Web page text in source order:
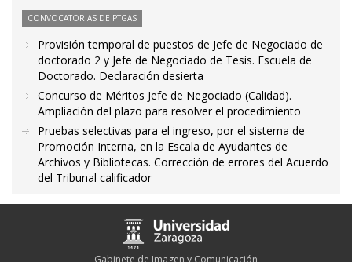
CONVOCATORIAS DE PTGAS
Provisión temporal de puestos de Jefe de Negociado de
doctorado 2 y Jefe de Negociado de Tesis. Escuela de
Doctorado. Declaración desierta
Concurso de Méritos Jefe de Negociado (Calidad).
Ampliación del plazo para resolver el procedimiento
Pruebas selectivas para el ingreso, por el sistema de
Promoción Interna, en la Escala de Ayudantes de
Archivos y Bibliotecas. Corrección de errores del Acuerdo
del Tribunal calificador
Gabinete de Imagen y Comunicación